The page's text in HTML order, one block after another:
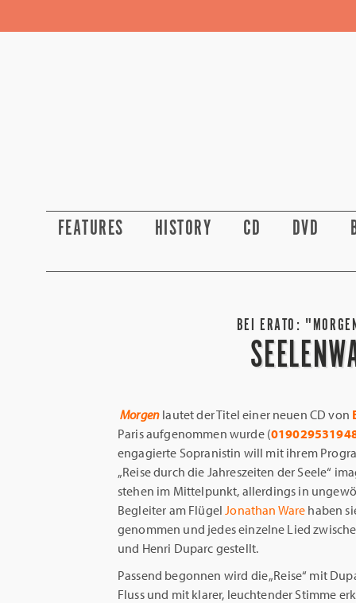
FEATURES HISTORY CD DVD
BEI ERATO:
Morgen lautet der Titel einer neuen CD von
Paris aufgenommen wurde (
engagierte Sopranistin will mit ihrem
„Reise durch die Jahreszeiten der Seele“
stehen im Mittelpunkt, allerdings in
Begleiter am FlügelJonathan Ware haben
genommen und jedes einzelne Lied
und Henri Duparc gestellt.
Passend begonnen wird die „Reise“ mit
Fluss und mit klarer, leuchtender Stimme